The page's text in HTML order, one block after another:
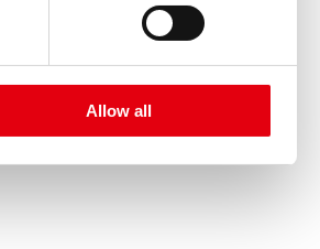
Allow all